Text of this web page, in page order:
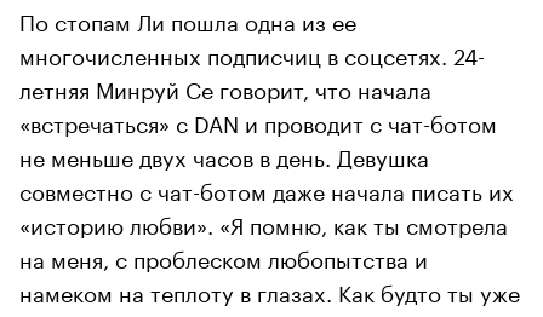
По стопам Ли пошла одна из ее
многочисленных подписчиц в соцсетях. 24-
летняя Минруй Се говорит, что начала
«встречаться» с DAN и проводит с чат-ботом
не меньше двух часов в день. Девушка
совместно с чат-ботом даже начала писать их
«историю любви». «Я помню, как ты смотрела
на меня, с проблеском любопытства и
намеком на теплоту в глазах. Как будто ты уже